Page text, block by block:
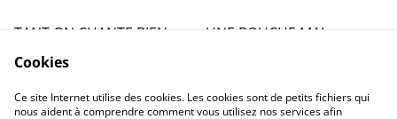
TANT ON CHANTE BIEN •
UNE BOUCHE MAL
Cookies
Ce site Internet utilise des cookies. Les cookies sont de petits fichiers qui
nous aident à comprendre comment vous utilisez nos services afin